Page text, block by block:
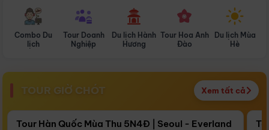
Combo Du
lịch
Tour Doanh
Nghiệp
Du lịch Hành
Hương
Tour Hoa Anh
Đào
Du lịch Mùa
Hè
TOUR GIỜ CHÓT Xem tất cả
Còn17 ngày 03:41:57
Điểm nổi bật
Tour Hàn Quốc Mùa Thu 5N4Đ | Seoul - Everland